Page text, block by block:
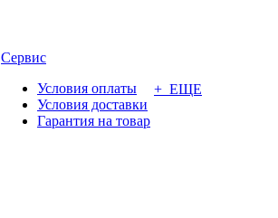
Сервис
Условия оплаты
Условия доставки
Гарантия на товар
+ ЕЩЕ